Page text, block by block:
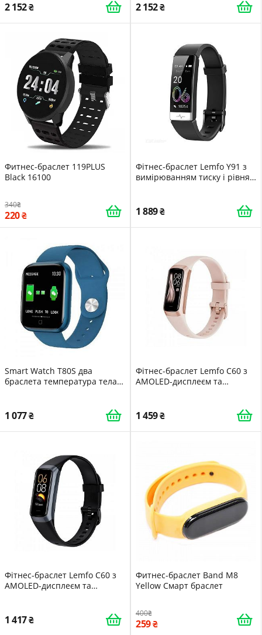
2 152 2 152
Фитнес-браслет 119PLUS
Black 16100
340
220
Фітнес-браслет Lemfo Y91 з
вимірюванням тиску і рівня
1 889
Smart Watch T80S два
браслета температура тела
1 077
Фітнес-браслет Lemfo C60 з
AMOLED-дисплеєм та
1 459
Фітнес-браслет Lemfo C60 з
AMOLED-дисплеєм та
1 417
Фитнес-браслет Band M8
Yellow Смарт браслет
400
259